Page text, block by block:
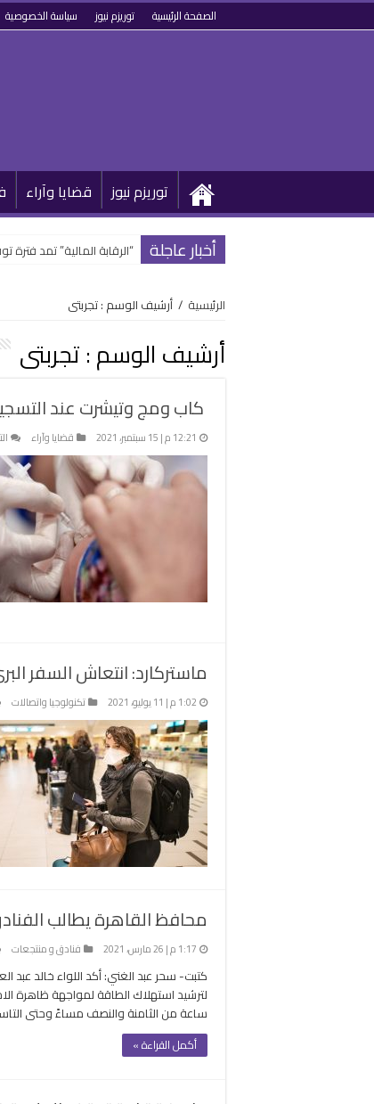
الصفحة الرئيسية توريزم نيوز سياسة الخصوصية
توريزم نيوز قضايا وآراء
أخبار عاجلة “الرقابة المالية” تمد
الرئيسية / أرشيف الوسم : تجربتى
أرشيف الوسم :تجربتى
كاب ومج وتيشرت عند
12:21 م | 15 سبتمبر، 2021 قضايا وآراء
ماستركارد: انتعاش السفر
1:02 م | 11 يوليو، 2021 تكنولوجيا واتصالات
محافظ القاهرة يطالب
1:17 م | 26 مارس، 2021 فنادق و منتجعات
كتبت- سحر عبد الغني: أكد اللواء خالد عبد
ساعة من الثامنة والنصف مساءً وحتى
أكمل القراءة »